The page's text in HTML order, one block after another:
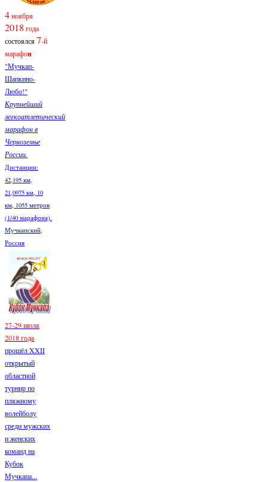
4ноября
2018 года
состоялся7-й
марафон
"Мучкап-
Шапкино-
Любо!"
Крупнейший
легкоатлетический
марафон в
Черноземье
России.
Дистанции:
42,195 км,
21,0975 км, 10
км, 1055 метров
(1/40 марафона).
Мучкапский,
Россия
27-29 июля
2018 года
прошёл XXII
открытый
областной
турнир по
пляжному
волейболу
среди мужских
и женских
команд на
Кубок
Мучкапа...